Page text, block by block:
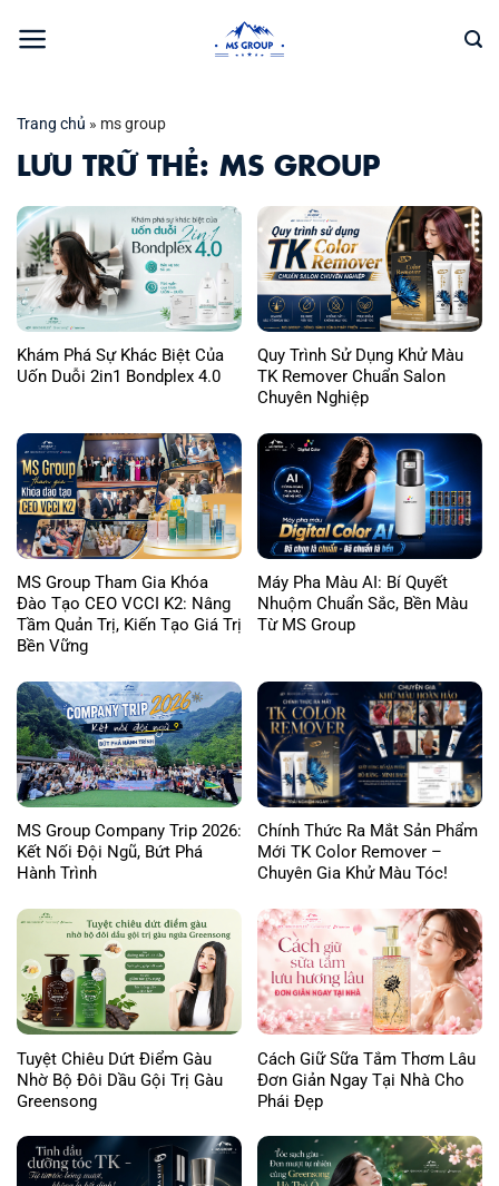
qua
Trang chủ » ms group
LƯU TRỮ THẺ: MS GROUP
Khám Phá Sự Khác Biệt Của
Uốn Duỗi 2in1 Bondplex 4.0
Quy Trình Sử Dụng Khử Màu
TK Remover Chuẩn Salon
Chuyên Nghiệp
MS Group Tham Gia Khóa
Đào Tạo CEO VCCI K2: Nâng
Tầm Quản Trị, Kiến Tạo Giá Trị
Bền Vững
Máy Pha Màu AI: Bí Quyết
Nhuộm Chuẩn Sắc, Bền Màu
Từ MS Group
MS Group Company Trip 2026:
Kết Nối Đội Ngũ, Bứt Phá
Hành Trình
Chính Thức Ra Mắt Sản Phẩm
Mới TK Color Remover –
Chuyên Gia Khử Màu Tóc!
Tuyệt Chiêu Dứt Điểm Gàu
Nhờ Bộ Đôi Dầu Gội Trị Gàu
Greensong
Cách Giữ Sữa Tắm Thơm Lâu
Đơn Giản Ngay Tại Nhà Cho
Phái Đẹp